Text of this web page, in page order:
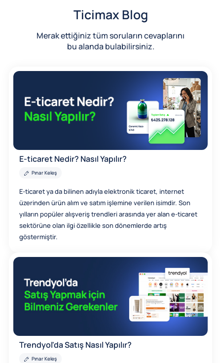
Ticimax Blog
Merak ettiğiniz tüm soruların cevaplarını
bu alanda bulabilirsiniz.
E-ticaret Nedir? Nasıl Yapılır?
Pınar Keleş
E-ticaret ya da bilinen adıyla elektronik ticaret, internet
üzerinden ürün alım ve satım işlemine verilen isimdir. Son
yılların popüler alışveriş trendleri arasında yer alan e-ticaret
sektörüne olan ilgi özellikle son dönemlerde artış
göstermiştir.
Trendyol'da Satış Nasıl Yapılır?
Pınar Keleş